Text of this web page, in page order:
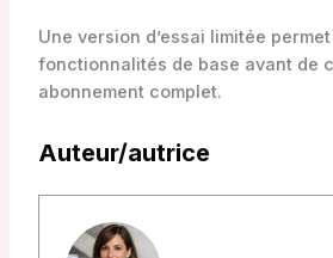
Une version d’essai limitée
fonctionnalités de base avant de
abonnement complet.
Auteur/autrice